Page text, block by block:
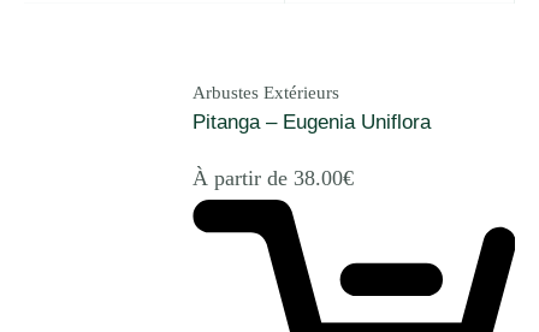
Arbustes Extérieurs
Pitanga – Eugenia Uniflora
À partir de 38.00€